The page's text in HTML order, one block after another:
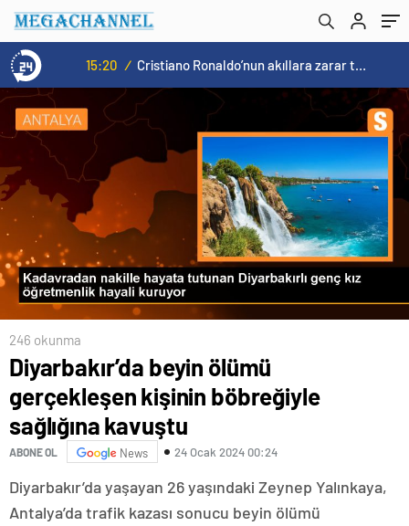
/ Cristiano Ronaldo’nun akıllara zarar tüm kariyerinin istatistiğini çıkardık !
246 okunma
Diyarbakır’da beyin ölümü
gerçekleşen kişinin böbreğiyle
sağlığına kavuştu
ABONE OL News 24 Ocak 2024 00:24
Diyarbakır’da yaşayan 26 yaşındaki Zeynep Yalınkaya,
Antalya’da trafik kazası sonucu beyin ölümü
getiriyordu’